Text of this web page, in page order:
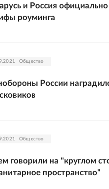
и Россия
роуминга
Общество
России
Общество
говорили на "круглом
пространство"